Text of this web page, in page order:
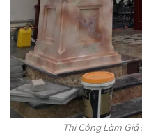
Thi Công Làm